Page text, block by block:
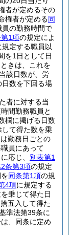
者が定めるその
権者が定める同
の勤務時間で
1項の規定によ
規定する職員以
を1日として日
きは、これを
該日数が、労
数を下回る場
者に対する当
間勤務職員と
欄に掲げる日数
て得た数を乗
勤務日ごとの
員にあって
応じ、 別表第1
条第3項の規定
同条第1項の規
4項に規定する
乗じて得た日
五入して得た
準法第39条に
、同条に定め